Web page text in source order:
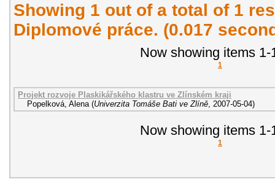
Showing 1 out of a total of 1
Diplomové práce. (0.017
Now showing items 1-
1
Projekt rozvoje Plaskikářského klastru ve Zlínském kraji
Popelková, Alena (Univerzita Tomáše Bati ve Zlíně, 2007-05-04)
Now showing items 1-
1